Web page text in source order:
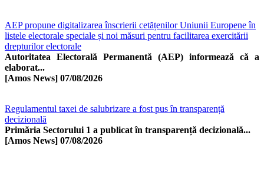
AEP propune digitalizarea înscrierii cetățenilor Uniunii Europene în
listele electorale speciale și noi măsuri pentru facilitarea exercitării
drepturilor electorale
Autoritatea Electorală Permanentă (AEP) informează că a
elaborat...
[Amos News] 07/08/2026
Regulamentul taxei de salubrizare a fost pus în transparență
decizională
Primăria Sectorului 1 a publicat în transparență decizională...
[Amos News] 07/08/2026